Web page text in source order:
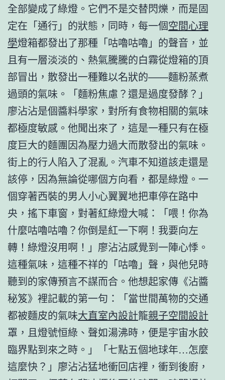
全部變成了綠燈。它們不是交替閃爍，而是固
定在「通行」的狀態，同時，每一個空間心理
學燈箱都發出了那種「咕嚕咕嚕」的聲音，並
且有一層淡淡的、熱氣騰騰的白霧從燈箱的頂
部冒出，散發出一種難以名狀的——麵粉蒸煮
過頭的氣味。「麵粉焦慮？還是過度發酵？」
廖沾沾是個醬料學家，對所有食物相關的氣味
都極度敏感。他聞出來了，這是一種只有在極
度巨大的麵團因為壓力過大而散發出的氣味。
街上的行人陷入了混亂。汽車不知道該走還是
該停，因為無論從哪個方向看，都是綠燈。一
個穿著西裝的男人小心翼翼地把車停在路中
央，搖下車窗，對著紅綠燈大喊：「喂！你為
什麼咕嚕咕嚕？你倒是紅一下啊！我要向左
轉！綠燈沒用啊！」廖沾沾感覺到一陣心悸。
這種氣味，這種不祥的「咕嚕」聲，與他兒時
聽到的家傳預言不謀而合。他想起家傳《沾醬
秘笈》裡記載的第一句：「當世間萬物的交通
都被麵皮的氣味大直室內設計籠親子空間設計
罩，且燈號恒綠、聲如湯沸時，便是宇宙水餃
臨界點到來之時。」「七點五個地球年…怎麼
這麼快？」廖沾沾猛地衝回店裡，衝到後廚，